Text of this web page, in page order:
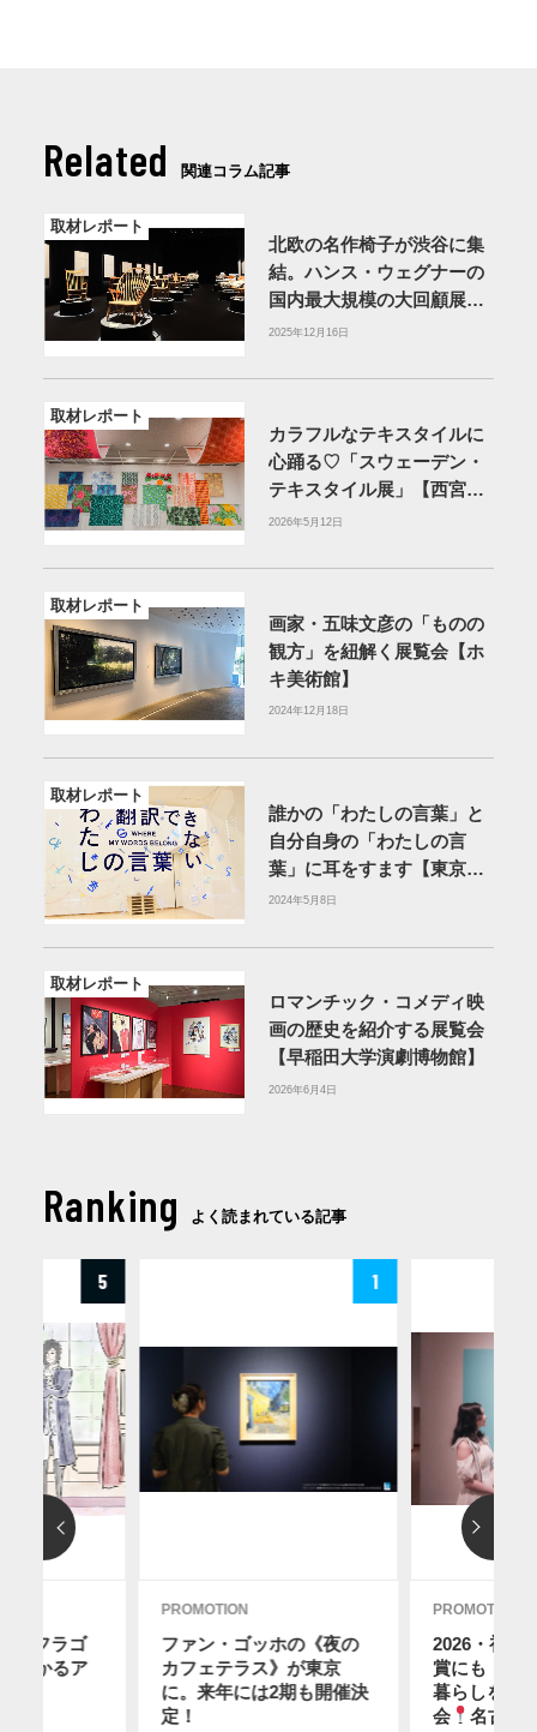
Related 関連コラム記事
取材レポート
北欧の名作椅子が渋谷に集
結。ハンス・ウェグナーの
国内最大規模の大回顧展
【ヒカリエホール】
2025年12月16日
取材レポート
カラフルなテキスタイルに
心踊る♡「スウェーデン・
テキスタイル展」【西宮市
大谷記念美術館】
2026年5月12日
取材レポート
画家・五味文彦の「ものの
観方」を紐解く展覧会【ホ
キ美術館】
2024年12月18日
取材レポート
誰かの「わたしの言葉」と
自分自身の「わたしの言
葉」に耳をすます【東京都
現代美術館】
2024年5月8日
取材レポート
ロマンチック・コメディ映
画の歴史を紹介する展覧会
【早稲田大学演劇博物館】
2026年6月4日
Ranking よく読まれている記事
5
・フラゴ
わかるア
1
PROMOTION
ファン・ゴッホの《夜の
カフェテラス》が東京
に。来年には2期も開催決
定！
PROMOTION
2026・初め
賞にも！ス
暮らしを感
会
名古屋